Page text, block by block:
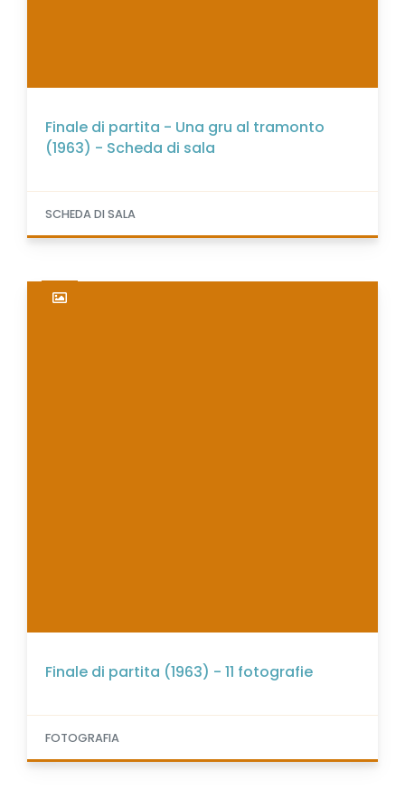
Finale di partita - Una gru al tramonto
(1963) - Scheda di sala
SCHEDA DI SALA
Finale di partita (1963) - 11 fotografie
FOTOGRAFIA